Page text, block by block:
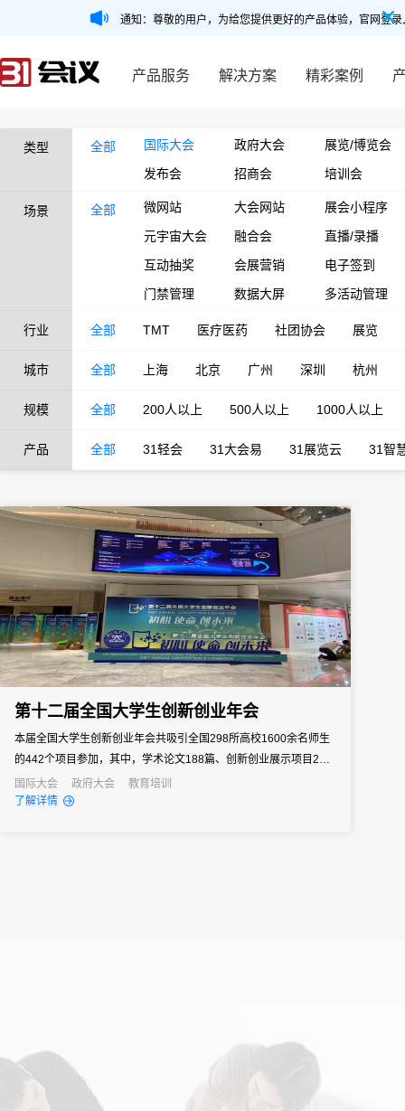
通知：尊敬的用户，为给您提供更好的产品体验，官网登
产品服务 解决方案 精彩案例
类型 全部 国际大会 政府大会
展览/博览会
发布会
招商会 培训会
场景 全部 微网站 大会网站
展会小程序
元宇宙大会
融合会
直播/录播
互动抽奖
会展营销
电子签到
门禁管理
数据大屏 多活动管理
行业 全部 TMT 医疗医药 社团协会 展览
城市 全部 上海 北京 广州 深圳 杭州
规模 全部 200人以上 500人以上 1000人以上
产品 全部 31轻会 31大会易 31展览云 31智
第十二届全国大学生创新创业年会
本届全国大学生创新创业年会共吸引全国298所高校1600余名师生
的442个项目参加，其中，学术论文188篇、创新创业展示项目203
项、创业推介项目51项。31会议作为独家数字会务支持，为本次大
创年会提供了包含电子签到、现场制证、RFID无障碍闸机签到、数
国际大会 政府大会
教育培训
了解详情